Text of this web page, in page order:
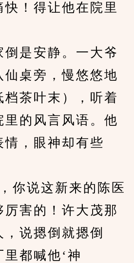
！得让他在院里
是安静。一大爷
仙桌旁，慢悠悠地
档茶叶末），听着
里的风言风语。他
情，眼神却有些
说这新来的陈医
害的！许大茂那
说摁倒就摁倒
都喊他‘神